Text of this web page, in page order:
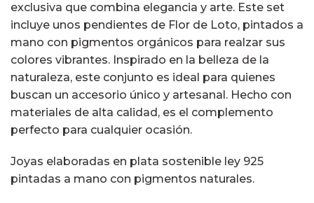
exclusiva que combina elegancia y arte. Este set
incluye unos pendientes de Flor de Loto, pintados a
mano con pigmentos orgánicos para realzar sus
colores vibrantes. Inspirado en la belleza de la
naturaleza, este conjunto es ideal para quienes
buscan un accesorio único y artesanal. Hecho con
materiales de alta calidad, es el complemento
perfecto para cualquier ocasión.
Joyas elaboradas en plata sostenible ley 925
pintadas a mano con pigmentos naturales.